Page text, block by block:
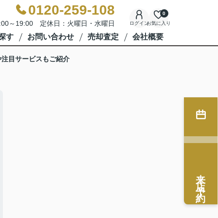
0120-259-108
～19:00 定休日：火曜日・水曜日 ログインお気に入り
0
す お問い合わせ 売却査定 会社概要
目サービスもご紹介
来店予約